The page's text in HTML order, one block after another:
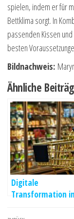
spielen, indem er für
Bettklima sorgt. In
passenden Kissen
besten
Bildnachweis:
Ähnliche
Digitale
Transformation